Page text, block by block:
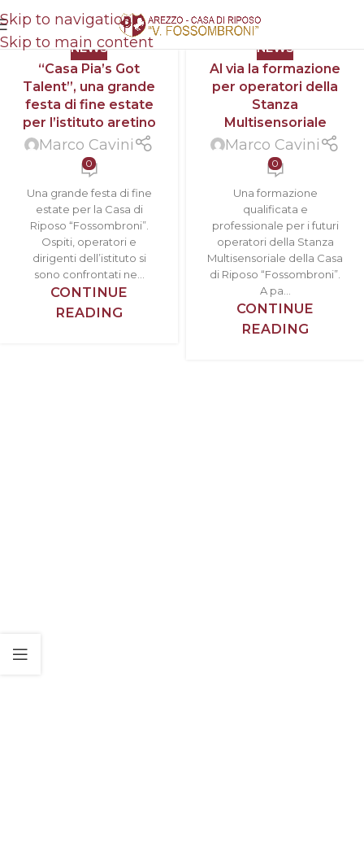
Skip to navigation
Skip to main content
NEWS
“Casa Pia’s Got
Talent”, una grande
festa di fine estate
per l’istituto aretino
Marco Cavini
0
Una grande festa di fine
estate per la Casa di
Riposo “Fossombroni”.
Ospiti, operatori e
dirigenti dell’istituto si
sono confrontati ne...
CONTINUE
READING
NEWS
Al via la formazione
per operatori della
Stanza
Multisensoriale
Marco Cavini
0
Una formazione
qualificata e
professionale per i futuri
operatori della Stanza
Multisensoriale della Casa
di Riposo “Fossombroni”.
A pa...
CONTINUE
READING